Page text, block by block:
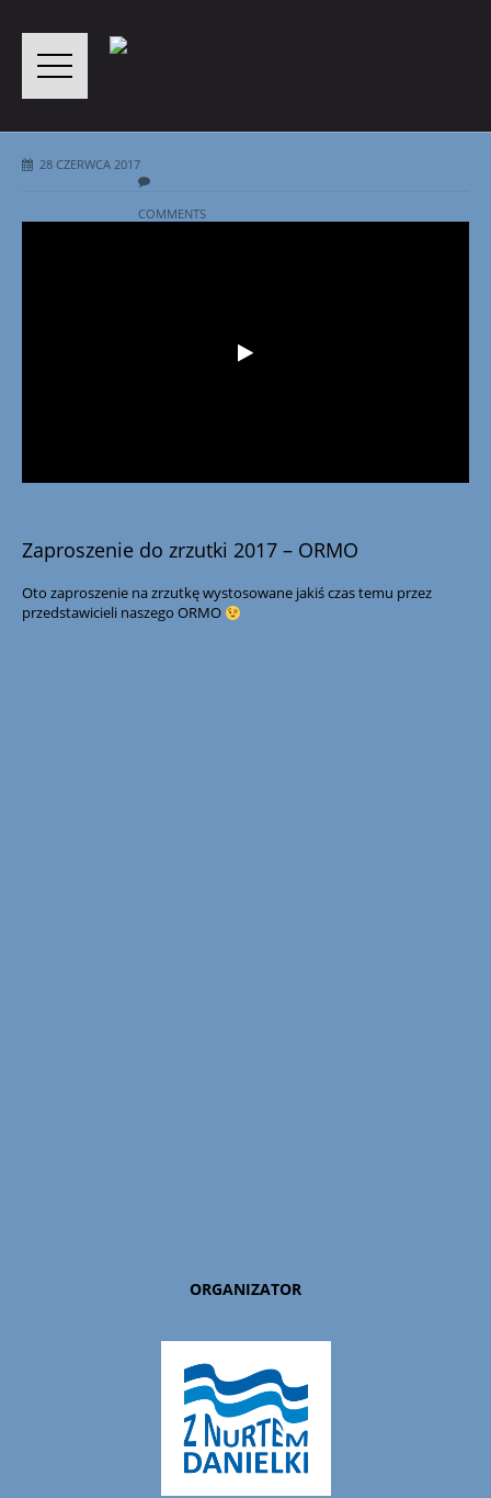
28 CZERWCA 2017
COMMENTS
Zaproszenie do zrzutki 2017 – ORMO
Oto zaproszenie na zrzutkę wystosowane jakiś czas temu przez
przedstawicieli naszego ORMO
ORGANIZATOR